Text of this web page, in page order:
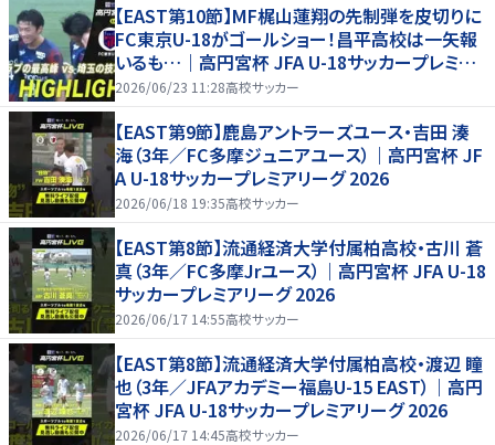
【EAST第10節】MF梶山蓮翔の先制弾を皮切りに
FC東京U-18がゴールショー！昌平高校は一矢報
いるも…｜高円宮杯 JFA U-18サッカープレミア
リーグ 2026
2026/06/23 11:28高校サッカー
【EAST第9節】鹿島アントラーズユース・吉田 湊
海（3年／FC多摩ジュニアユース）｜高円宮杯 JF
A U-18サッカープレミアリーグ 2026
2026/06/18 19:35高校サッカー
【EAST第8節】流通経済大学付属柏高校・古川 蒼
真（3年／FC多摩Jrユース）｜高円宮杯 JFA U-18
サッカープレミアリーグ 2026
2026/06/17 14:55高校サッカー
【EAST第8節】流通経済大学付属柏高校・渡辺 瞳
也（3年／JFAアカデミー福島U-15 EAST）｜高円
宮杯 JFA U-18サッカープレミアリーグ 2026
2026/06/17 14:45高校サッカー